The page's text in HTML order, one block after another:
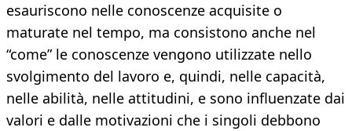
esauriscono nelle conoscenze acquisite o
maturate nel tempo, ma consistono anche nel
“come” le conoscenze vengono utilizzate nello
svolgimento del lavoro e, quindi, nelle capacità,
nelle abilità, nelle attitudini, e sono influenzate dai
valori e dalle motivazioni che i singoli debbono